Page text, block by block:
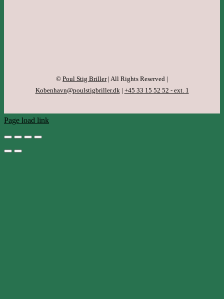
© Poul Stig Briller| All Rights Reserved |
Kobenhavn@poulstigbriller.dk| +45 33 15 52 52 - ext. 1
Page load link